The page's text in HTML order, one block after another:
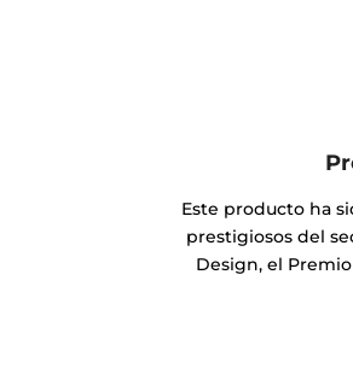
Este producto ha
prestigiosos del
Design, el